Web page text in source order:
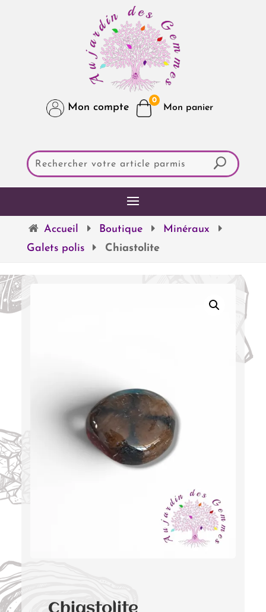
Mon compte
0
Accueil Boutique
Minéraux
Galets polis
Chiastolite